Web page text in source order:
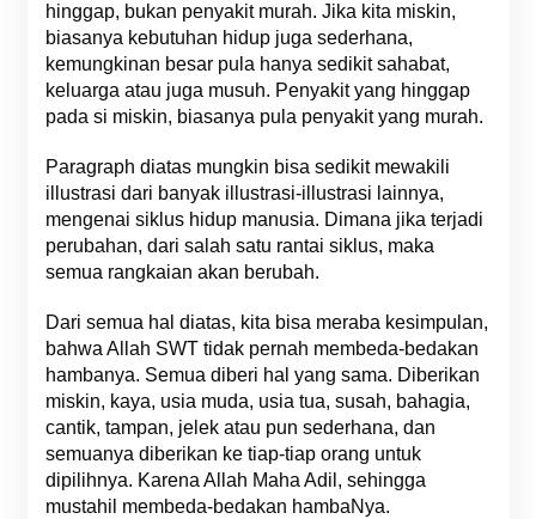
hinggap, bukan penyakit murah. Jika kita miskin,
biasanya kebutuhan hidup juga sederhana,
kemungkinan besar pula hanya sedikit sahabat,
keluarga atau juga musuh. Penyakit yang hinggap
pada si miskin, biasanya pula penyakit yang murah.
Paragraph diatas mungkin bisa sedikit mewakili
illustrasi dari banyak illustrasi-illustrasi lainnya,
mengenai siklus hidup manusia. Dimana jika terjadi
perubahan, dari salah satu rantai siklus, maka
semua rangkaian akan berubah.
Dari semua hal diatas, kita bisa meraba kesimpulan,
bahwa Allah SWT tidak pernah membeda-bedakan
hambanya. Semua diberi hal yang sama. Diberikan
miskin, kaya, usia muda, usia tua, susah, bahagia,
cantik, tampan, jelek atau pun sederhana, dan
semuanya diberikan ke tiap-tiap orang untuk
dipilihnya. Karena Allah Maha Adil, sehingga
mustahil membeda-bedakan hambaNya.